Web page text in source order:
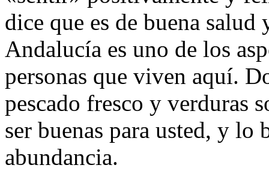
dice que es de buena
Andalucía es uno de los
personas que viven aquí.
pescado fresco y verduras
ser buenas para usted, y lo
abundancia.